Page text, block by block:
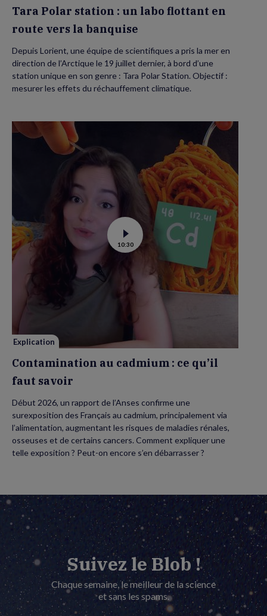
Tara Polar station : un labo flottant en
route vers la banquise
Depuis Lorient, une équipe de scientifiques a pris la mer en
direction de l’Arctique le 19 juillet dernier, à bord d’une
station unique en son genre : Tara Polar Station. Objectif :
mesurer les effets du réchauffement climatique.
Voir
la
vidéo
Contamination
au
cadmium :
ce
savoir
10:30
Explication
Contamination au cadmium : ce qu’il
faut savoir
Début 2026, un rapport de l’Anses confirme une
surexposition des Français au cadmium, principalement via
l’alimentation, augmentant les risques de maladies rénales,
osseuses et de certains cancers. Comment expliquer une
telle exposition ? Peut-on encore s’en débarrasser ?
Suivez le Blob !
Chaque semaine, le meilleur de la science
et sans les spams.